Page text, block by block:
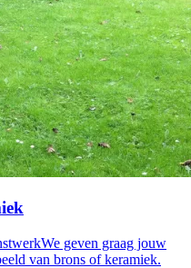
geven graag jouw
van brons of keramiek.